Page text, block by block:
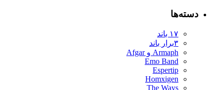
دسته‌ها
۱۷ باند
۳برار باند
Armaph و Afgar
Emo Band
Espertip
Homxigen
The Ways